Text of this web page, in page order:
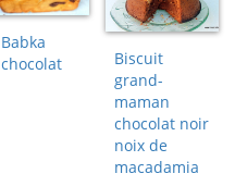
Babka
chocolat
Biscuit
grand-
maman
chocolat noir
noix de
macadamia